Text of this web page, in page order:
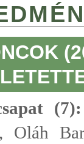
(7):
Oláh